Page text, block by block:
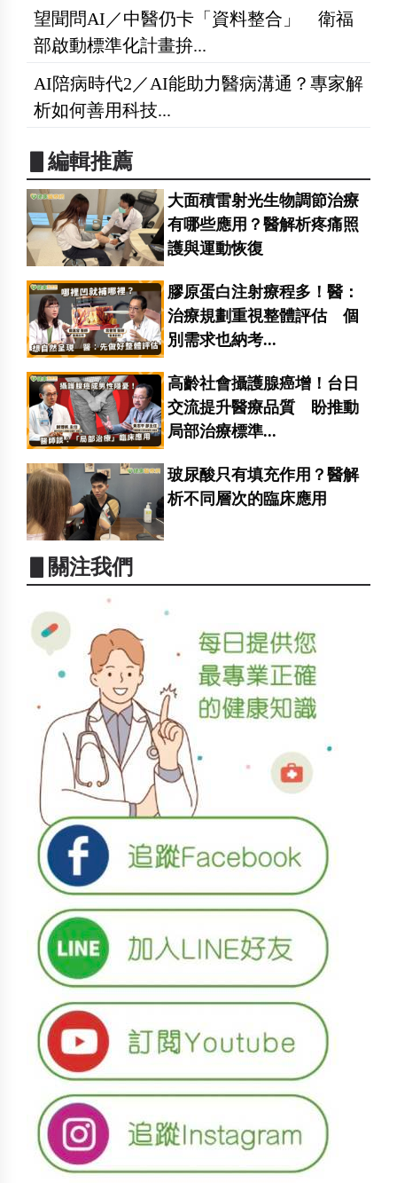
望聞問AI／中醫仍卡「資料整合」 衛福
部啟動標準化計畫拚...
AI陪病時代2／AI能助力醫病溝通？專家解
析如何善用科技...
▋編輯推薦
大面積雷射光生物調節治療
有哪些應用？醫解析疼痛照
護與運動恢復
膠原蛋白注射療程多！醫：
治療規劃重視整體評估 個
別需求也納考...
高齡社會攝護腺癌增！台日
交流提升醫療品質 盼推動
局部治療標準...
玻尿酸只有填充作用？醫解
析不同層次的臨床應用
▋關注我們